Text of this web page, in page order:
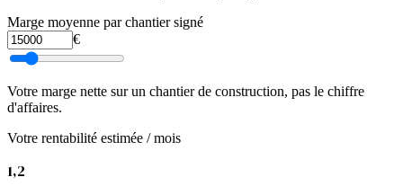
Marge moyenne par chantier signé
€
Votre marge nette sur un chantier de construction, pas le chiffre
d'affaires.
Votre rentabilité estimée / mois
1,2